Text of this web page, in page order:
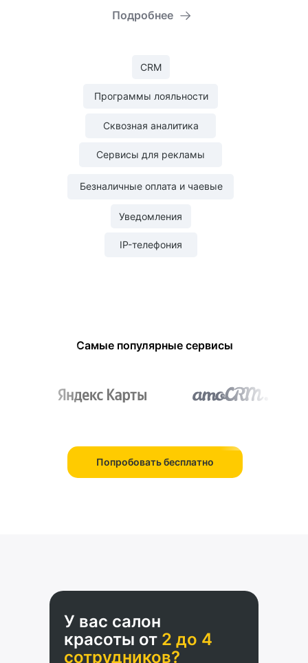
YCLIENTS доступен на мобильных
в любой момент проверяет показатели
компании. А специалисты всегда знают
свое расписание.
Сделает работу команды слаженной
Подробнее
CRM
Программы лояльности
Уведомления
Сервисы для рекламы
Сквозная аналитика
IP-телефония
Безналичные оплата и чаевые
Самые популярные сервисы
Попробовать бесплатно
У вас салон
красоты от 2 до 4
сотрудников?